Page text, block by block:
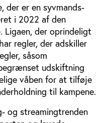
der er en syvmands-
i 2022 af den
Ligaen, der oprindeligt
regler, der adskiller
såsom
udskiftning
våben for at tilføje
til kampene.
og streamingtrenden